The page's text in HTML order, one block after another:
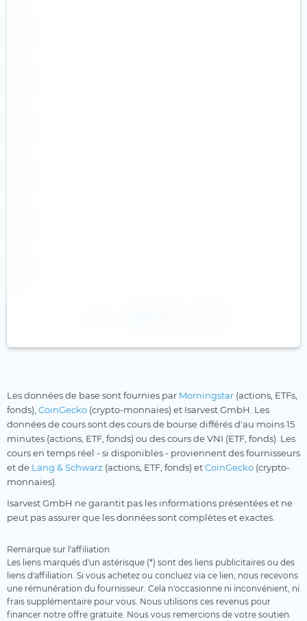
Les données de base sont fournies par Morningstar (actions, ETFs,
fonds), CoinGecko (crypto-monnaies) et Isarvest GmbH. Les
données de cours sont des cours de bourse différés d'au moins 15
minutes (actions, ETF, fonds) ou des cours de VNI (ETF, fonds). Les
cours en temps réel - si disponibles - proviennent des fournisseurs
et de Lang & Schwarz (actions, ETF, fonds) etCoinGecko (crypto-
monnaies).
Isarvest GmbH ne garantit pas les informations présentées et ne
peut pas assurer que les données sont complètes et exactes.
Remarque sur l'affiliation
Les liens marqués d'un astérisque (*) sont des liens publicitaires ou des
liens d'affiliation. Si vous achetez ou concluez via ce lien, nous recevons
une rémunération du fournisseur. Cela n'occasionne ni inconvénient, ni
frais supplémentaire pour vous. Nous utilisons ces revenus pour
financer notre offre gratuite. Nous vous remercions de votre soutien.